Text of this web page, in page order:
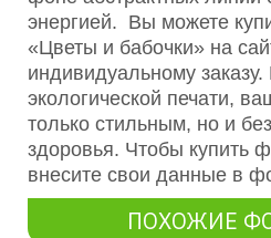
энергией. Вы можете
«Цветы и бабочки» на
индивидуальному
экологической печати,
только стильным, но и
здоровья. Чтобы купить
внесите свои данные в
ПОХОЖИЕ